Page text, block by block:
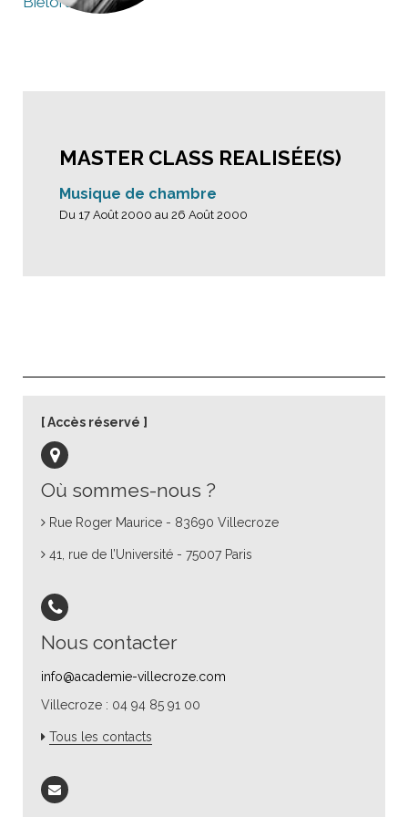
MASTER CLASS REALISÉE(S)
Musique de chambre
Du 17 Août 2000 au 26 Août 2000
Où sommes-nous ?
Rue Roger Maurice - 83690 Villecroze
41, rue de l’Université - 75007 Paris
Nous contacter
info@academie-villecroze.com
Villecroze : 04 94 85 91 00
Tous les contacts
Accès réservé